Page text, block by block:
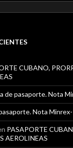
CUBANO,
de pasaporte. Nota
Nota
PASAPORTE
AEROLINEAS